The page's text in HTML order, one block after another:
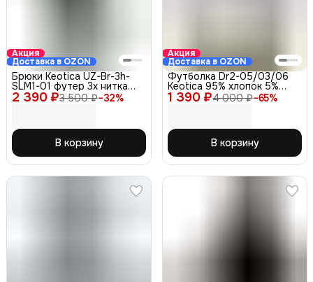
Акция
Доставка в OZON
2 390 ₽3 500 ₽−32%
Брюки Keotica UZ-Br-3h-
SLM1-01 футер 3х нитка
черные 56-58
В корзину
Акция
Доставка в OZON
1 390 ₽4 000 ₽−65%
Футболка Dr2-05/03/06
Keotica 95% хлопок 5%
лайкра, белая 52
В корзину